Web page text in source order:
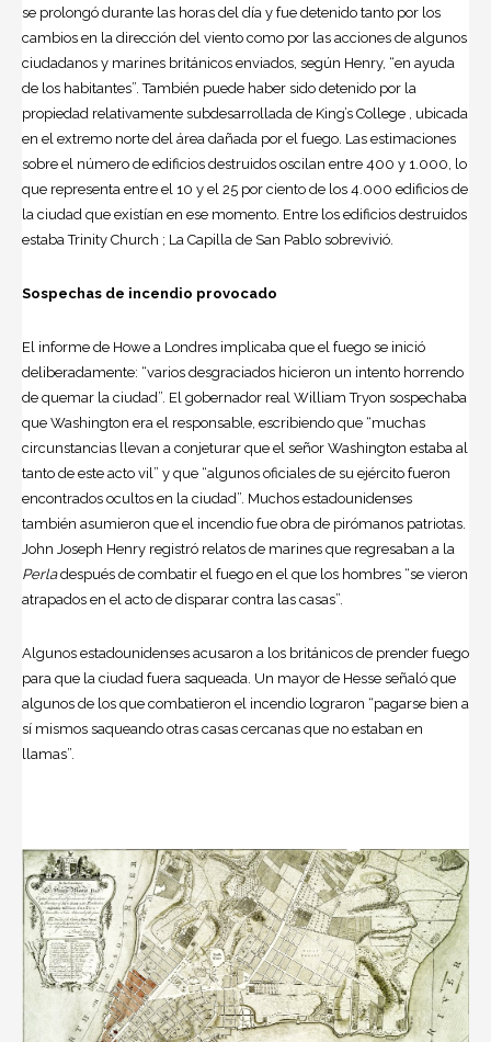
se prolongó durante las horas del día y fue detenido tanto por los
cambios en la dirección del viento como por las acciones de algunos
ciudadanos y marines británicos enviados, según Henry, “en ayuda
de los habitantes”. También puede haber sido detenido por la
propiedad relativamente subdesarrollada de King’s College , ubicada
en el extremo norte del área dañada por el fuego. Las estimaciones
sobre el número de edificios destruidos oscilan entre 400 y 1.000, lo
que representa entre el 10 y el 25 por ciento de los 4.000 edificios de
la ciudad que existían en ese momento. Entre los edificios destruidos
estaba Trinity Church ; La Capilla de San Pablo sobrevivió.
Sospechas de incendio provocado
El informe de Howe a Londres implicaba que el fuego se inició
deliberadamente: “varios desgraciados hicieron un intento horrendo
de quemar la ciudad”. El gobernador real William Tryon sospechaba
que Washington era el responsable, escribiendo que “muchas
circunstancias llevan a conjeturar que el señor Washington estaba al
tanto de este acto vil” y que “algunos oficiales de su ejército fueron
encontrados ocultos en la ciudad”. Muchos estadounidenses
también asumieron que el incendio fue obra de pirómanos patriotas.
John Joseph Henry registró relatos de marines que regresaban a la
Perladespués de combatir el fuego en el que los hombres “se vieron
atrapados en el acto de disparar contra las casas”.
Algunos estadounidenses acusaron a los británicos de prender fuego
para que la ciudad fuera saqueada. Un mayor de Hesse señaló que
algunos de los que combatieron el incendio lograron “pagarse bien a
sí mismos saqueando otras casas cercanas que no estaban en
llamas”.